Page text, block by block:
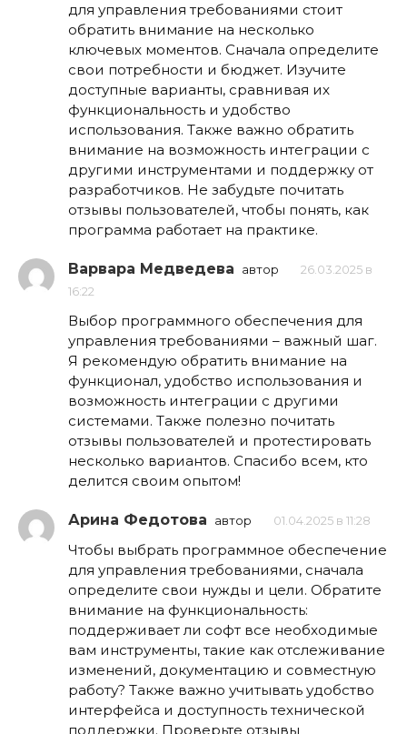
для управления требованиями стоит
обратить внимание на несколько
ключевых моментов. Сначала определите
свои потребности и бюджет. Изучите
доступные варианты, сравнивая их
функциональность и удобство
использования. Также важно обратить
внимание на возможность интеграции с
другими инструментами и поддержку от
разработчиков. Не забудьте почитать
отзывы пользователей, чтобы понять, как
программа работает на практике.
Варвара Медведева автор
26.03.2025 в
16:22
Выбор программного обеспечения для
управления требованиями – важный шаг.
Я рекомендую обратить внимание на
функционал, удобство использования и
возможность интеграции с другими
системами. Также полезно почитать
отзывы пользователей и протестировать
несколько вариантов. Спасибо всем, кто
делится своим опытом!
Арина Федотова автор 01.04.2025 в 11:28
Чтобы выбрать программное обеспечение
для управления требованиями, сначала
определите свои нужды и цели. Обратите
внимание на функциональность:
поддерживает ли софт все необходимые
вам инструменты, такие как отслеживание
изменений, документацию и совместную
работу? Также важно учитывать удобство
интерфейса и доступность технической
поддержки. Проверьте отзывы